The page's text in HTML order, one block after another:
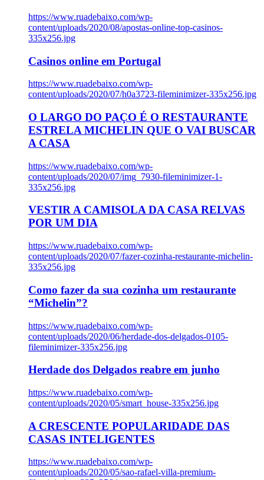
https://www.ruadebaixo.com/wp-
content/uploads/2020/08/apostas-online-top-casinos-
335x256.jpg
Casinos online em Portugal
https://www.ruadebaixo.com/wp-
content/uploads/2020/07/h0a3723-fileminimizer-335x256.jpg
O LARGO DO PAÇO É O RESTAURANTE
ESTRELA MICHELIN QUE O VAI BUSCAR
A CASA
https://www.ruadebaixo.com/wp-
content/uploads/2020/07/img_7930-fileminimizer-1-
335x256.jpg
VESTIR A CAMISOLA DA CASA RELVAS
POR UM DIA
https://www.ruadebaixo.com/wp-
content/uploads/2020/07/fazer-cozinha-restaurante-michelin-
335x256.jpg
Como fazer da sua cozinha um restaurante
“Michelin”?
https://www.ruadebaixo.com/wp-
content/uploads/2020/06/herdade-dos-delgados-0105-
fileminimizer-335x256.jpg
Herdade dos Delgados reabre em junho
https://www.ruadebaixo.com/wp-
content/uploads/2020/05/smart_house-335x256.jpg
A CRESCENTE POPULARIDADE DAS
CASAS INTELIGENTES
https://www.ruadebaixo.com/wp-
content/uploads/2020/05/sao-rafael-villa-premium-